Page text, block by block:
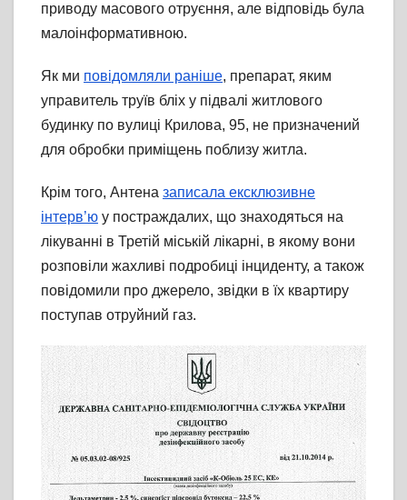
приводу масового отруєння, але відповідь була
малоінформативною.
Як ми повідомляли раніше, препарат, яким
управитель труїв бліх у підвалі житлового
будинку по вулиці Крилова, 95, не призначений
для обробки приміщень поблизу житла.
Крім того, Антена записала ексклюзивне
інтерв’ю у постраждалих, що знаходяться на
лікуванні в Третій міській лікарні, в якому вони
розповіли жахливі подробиці інциденту, а також
повідомили про джерело, звідки в їх квартиру
поступав отруйний газ.